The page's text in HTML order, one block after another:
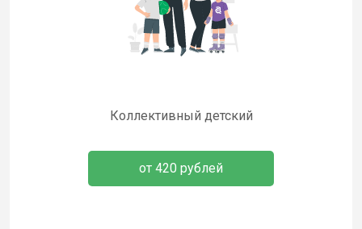
Коллективный детский
от 420 рублей